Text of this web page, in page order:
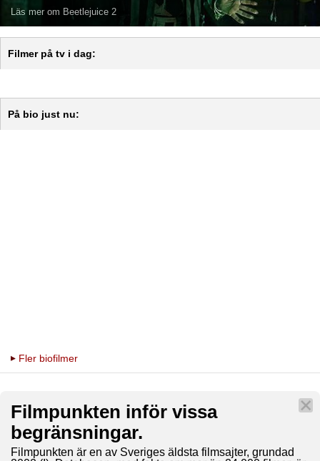
Läs mer om Beetlejuice 2
Filmer på tv i dag:
På bio just nu:
Fler biofilmer
Filmpunkten inför vissa
begränsningar.
Filmpunkten är en av Sveriges äldsta filmsajter, grundad